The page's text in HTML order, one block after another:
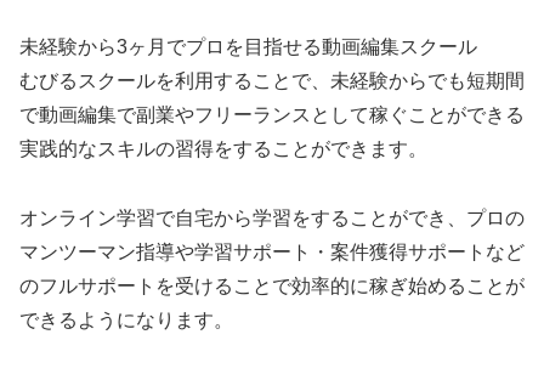
未経験から3ヶ月でプロを目指せる動画編集スクール
むびるスクールを利用することで、未経験からでも短期間
で動画編集で副業やフリーランスとして稼ぐことができる
実践的なスキルの習得をすることができます。
オンライン学習で自宅から学習をすることができ、プロの
マンツーマン指導や学習サポート・案件獲得サポートなど
のフルサポートを受けることで効率的に稼ぎ始めることが
できるようになります。